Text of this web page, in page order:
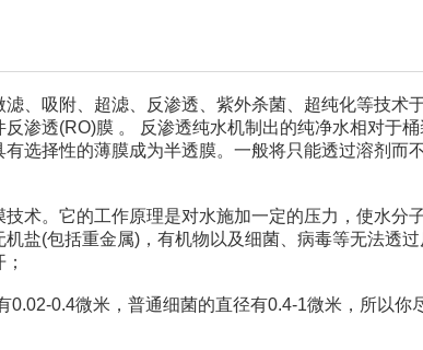
、吸附、超滤、反渗透、紫外杀菌、超纯化等技术
渗透(RO)膜 。 反渗透纯水机制出的纯净水相对于桶
选择性的薄膜成为半透膜。一般将只能透过溶剂而
术。它的工作原理是对水施加一定的压力，使水分
盐(包括重金属)，有机物以及细菌、病毒等无法透过
0.4微米，普通细菌的直径有0.4-1微米，所以你